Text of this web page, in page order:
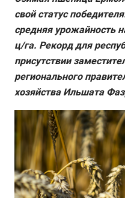
свой статус
средняя урожайность
ц/га. Рекорд для
присутствии
регионального
хозяйства Ильшата